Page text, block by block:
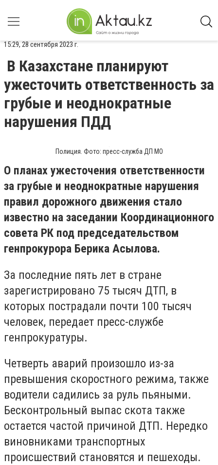
15:29, 28 сентября 2023 г.
В Казахстане планируют
ужесточить ответственность за
грубые и неоднократные
нарушения ПДД
Полиция. Фото: пресс-служба ДП МО
О планах ужесточения ответственности
за грубые и неоднократные нарушения
правил дорожного движения стало
известно на заседании Координационного
совета РК под председательством
генпрокурора Берика Асылова.
За последние пять лет в стране
зарегистрировано 75 тысяч ДТП, в
которых пострадали почти 100 тысяч
человек, передает пресс-службе
генпрокуратуры.
Четверть аварий произошло из-за
превышения скоростного режима, также
водители садились за руль пьяными.
Бесконтрольный выпас скота также
остается частой причиной ДТП. Нередко
виновниками транспортных
происшествий становятся и пешеходы.